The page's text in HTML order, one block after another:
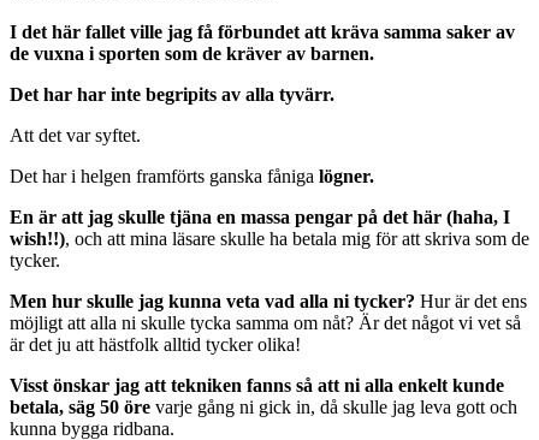
I det här fallet ville jag få förbundet att kräva samma saker av
de vuxna i sporten som de kräver av barnen.
Det har har inte begripits av alla tyvärr.
Att det var syftet.
Det har i helgen framförts ganska fåniga lögner.
En är att jag skulle tjäna en massa pengar på det här (haha, I
wish!!), och att mina läsare skulle ha betala mig för att skriva som de
tycker.
Men hur skulle jag kunna veta vad alla ni tycker? Hur är det ens
möjligt att alla ni skulle tycka samma om nåt? Är det något vi vet så
är det ju att hästfolk alltid tycker olika!
Visst önskar jag att tekniken fanns så att ni alla enkelt kunde
betala, säg 50 öre varje gång ni gick in, då skulle jag leva gott och
kunna bygga ridbana.